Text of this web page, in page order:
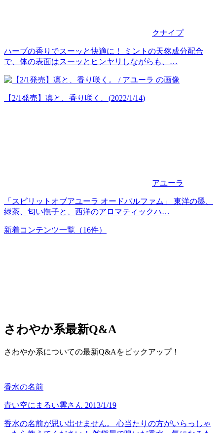
クナイプ
ハーブの香りでスーッと快適に！ ミントの天然成分配合
で、体の表面はスーッとヒンヤリしながらも、…
【2/1発売】凛と、香り咲く。 (2022/1/14)
アユーラ
「スピリットオブアユーラ オードパルファム」 東洋の墨、
緑茶、匂い撫子と、西洋のアロマティックハ…
新着コンテンツ一覧 （16件）
さわやか系最新Q&A
さわやか系についての最新Q&Aをピックアップ！
香水の名前
青い空にまるい雲さん 2013/1/19
香水の名前が思い出せません。 心当たりの方がいらっしゃ